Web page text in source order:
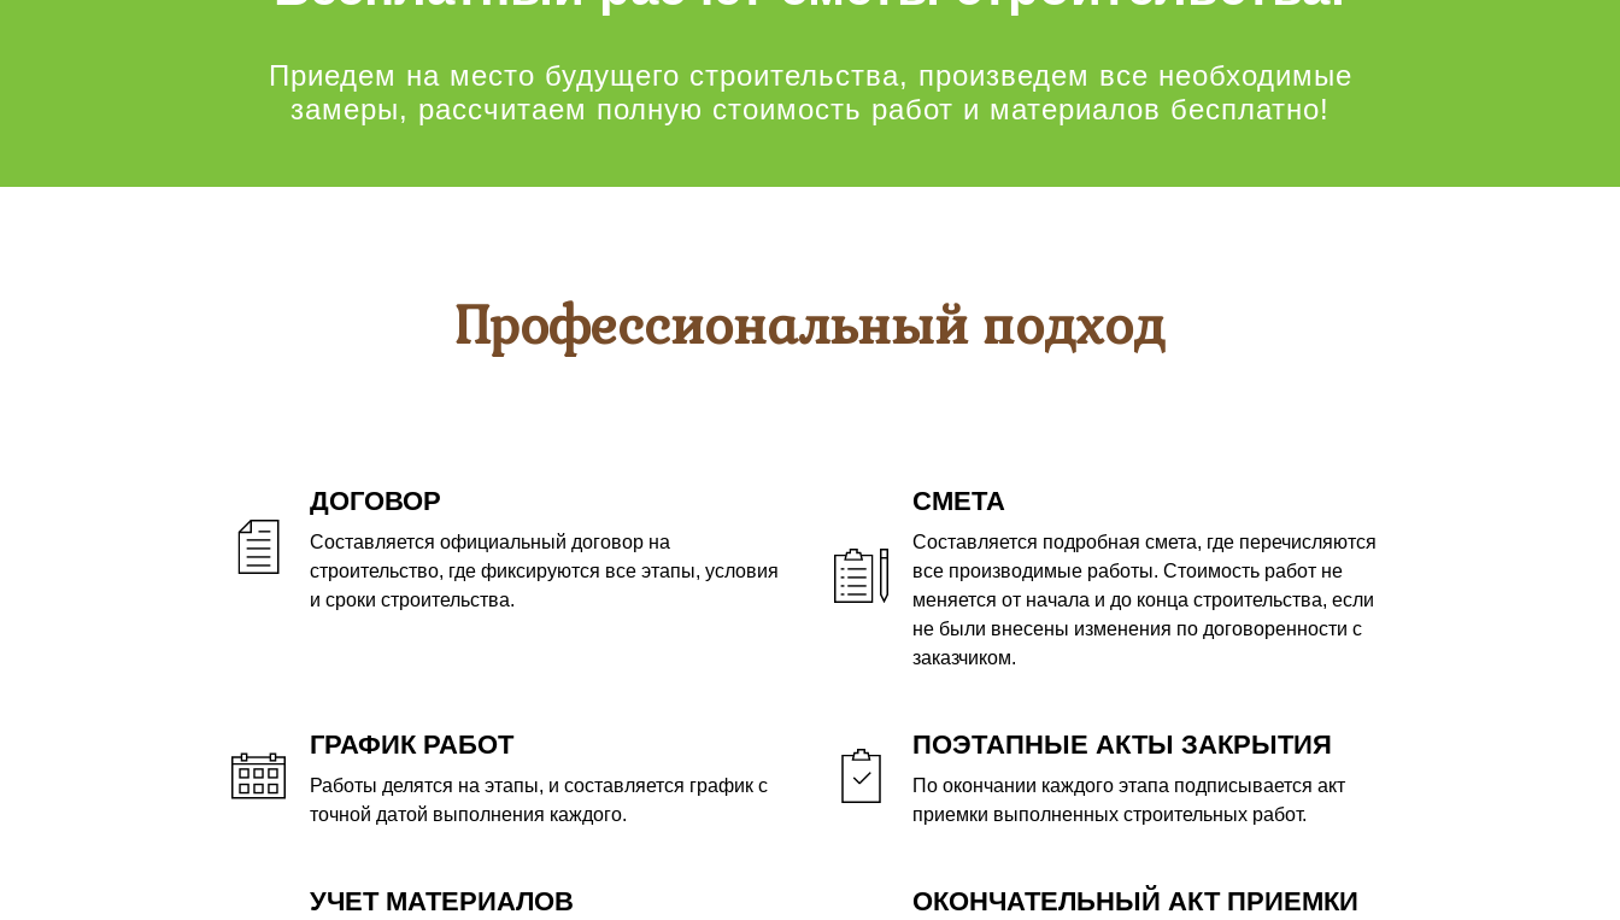
Приедем на место будущего строительства, произведем все необходимые
замеры, рассчитаем полную стоимость работ и материалов бесплатно!
Профессиональный подход
ДОГОВОР
Составляется официальный договор на
строительство, где фиксируются все этапы, условия
и сроки строительства.
СМЕТА
Составляется подробная смета, где перечисляются
все производимые работы. Стоимость работ не
меняется от начала и до конца строительства, если
не были внесены изменения по договоренности с
заказчиком.
ГРАФИК РАБОТ
Работы делятся на этапы, и составляется график с
точной датой выполнения каждого.
ПОЭТАПНЫЕ АКТЫ ЗАКРЫТИЯ
По окончании каждого этапа подписывается акт
приемки выполненных строительных работ.
УЧЕТ МАТЕРИАЛОВ
ОКОНЧАТЕЛЬНЫЙ АКТ ПРИЕМКИ